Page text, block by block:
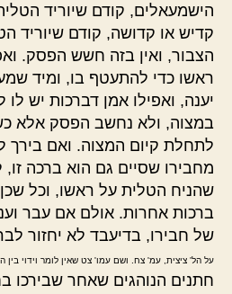
הישמעאלים, קודם שיוריד
קדיש או קדושה, קודם שיוריד
הצבור, ואין בזה חשש הפסק.
ראשו כדי להתעטף בו, ומיד
יענה, ואפילו אמן דברכות יש לו
במצוה, ולא נחשב הפסק אלא
לתחלת קיום המצוה. ואם בירך
מחבירו שסיים גם הוא ברכה זו,
שהניח הטלית על ראשו, וכל
ברכות אחרות. אולם אם עבר
של חבירו, בדיעבד לא יחזור
על הל' ציצית, עמ' צח. ושם עמו' צט שאין לומר וידוי
חתנים הנוהגים שאחר שבירכו